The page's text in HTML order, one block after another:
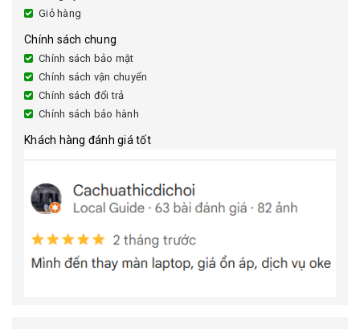
Giỏ hàng
Chính sách chung
Chính sách bảo mật
Chính sách vận chuyển
Chính sách đổi trả
Chính sách bảo hành
Khách hàng đánh giá tốt